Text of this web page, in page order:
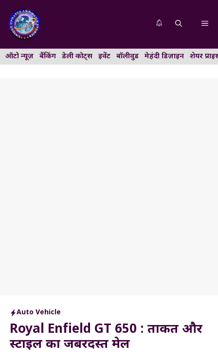
content
ऑटो न्यूज़ बैंकिंग डेली कोट्स इवेंट बॉलीवुड मेहंदी डिज़ाइन शेयर
Auto Vehicle
Royal Enfield GT 650 : ताकत और
स्टाइल का जबरदस्त मेल